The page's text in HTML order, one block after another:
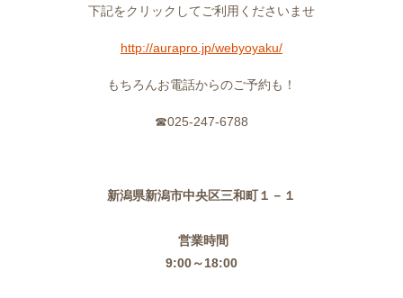
下記をクリックしてご利用くださいませ
http://aurapro.jp/webyoyaku/
もちろんお電話からのご予約も！
☎025-247-6788
新潟県新潟市中央区三和町１－１
営業時間
9:00～18:00